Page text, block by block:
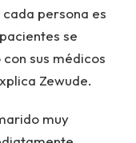
persona es
se
sus médicos
Zewude.
muy